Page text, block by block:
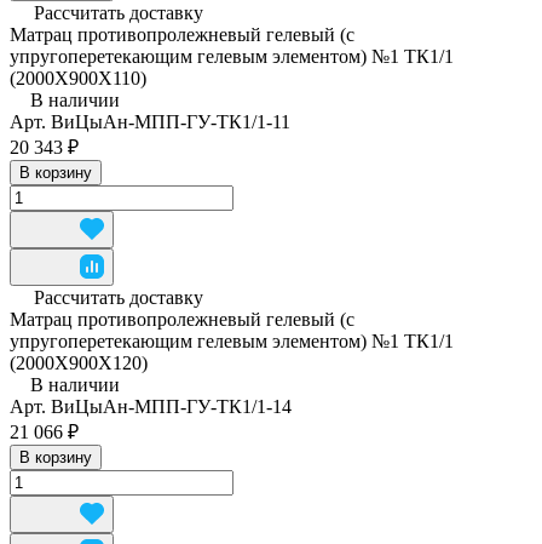
Рассчитать доставку
Матрац противопролежневый гелевый (с
упругоперетекающим гелевым элементом) №1 ТК1/1
(2000Х900Х110)
В наличии
Арт. ВиЦыАн-МПП-ГУ-ТК1/1-11
20 343 ₽
В корзину
Рассчитать доставку
Матрац противопролежневый гелевый (с
упругоперетекающим гелевым элементом) №1 ТК1/1
(2000Х900Х120)
В наличии
Арт. ВиЦыАн-МПП-ГУ-ТК1/1-14
21 066 ₽
В корзину